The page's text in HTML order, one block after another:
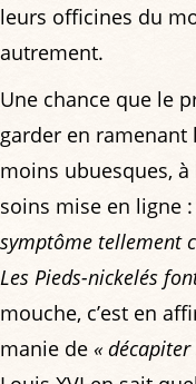
leurs officines du
autrement.
Une chance que le
garder en ramenant
moins ubuesques, à
soins mise en ligne :
symptôme tellement
Les Pieds-nickelés
mouche, c’est en
manie de «